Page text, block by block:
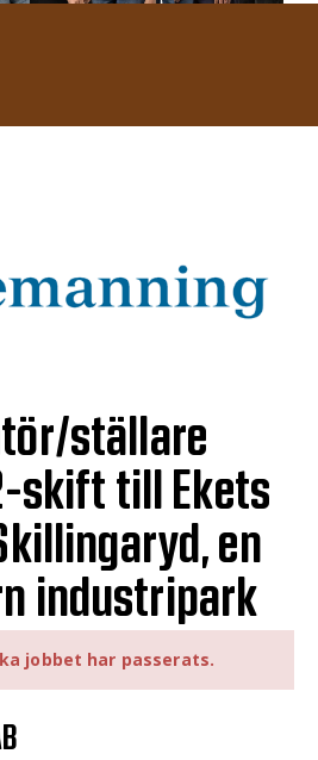
ställare
skift till Ekets
en
industripark
jobbet har passerats.